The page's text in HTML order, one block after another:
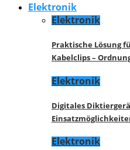
Elektronik
Elektronik
Praktische Lösung
Kabelclips –
Elektronik
Digitales
Elektronik